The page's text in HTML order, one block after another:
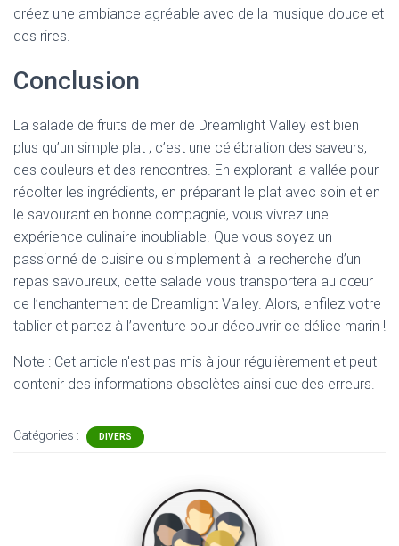
créez une ambiance agréable avec de la musique douce et
des rires.
Conclusion
La salade de fruits de mer de Dreamlight Valley est bien
plus qu’un simple plat ; c’est une célébration des saveurs,
des couleurs et des rencontres. En explorant la vallée pour
récolter les ingrédients, en préparant le plat avec soin et en
le savourant en bonne compagnie, vous vivrez une
expérience culinaire inoubliable. Que vous soyez un
passionné de cuisine ou simplement à la recherche d’un
repas savoureux, cette salade vous transportera au cœur
de l’enchantement de Dreamlight Valley. Alors, enfilez votre
tablier et partez à l’aventure pour découvrir ce délice marin !
Note : Cet article n'est pas mis à jour régulièrement et peut
contenir des informations obsolètes ainsi que des erreurs.
Catégories : DIVERS